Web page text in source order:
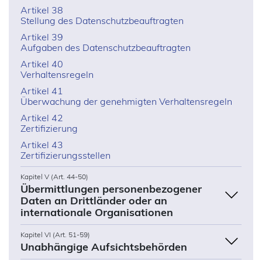
Artikel 38
Stellung des Datenschutzbeauftragten
Artikel 39
Aufgaben des Datenschutzbeauftragten
Artikel 40
Verhaltensregeln
Artikel 41
Überwachung der genehmigten Verhaltensregeln
Artikel 42
Zertifizierung
Artikel 43
Zertifizierungsstellen
Kapitel V (Art. 44-50)
Übermittlungen personenbezogener
Daten an Drittländer oder an
internationale Organisationen
Kapitel VI (Art. 51-59)
Unabhängige Aufsichtsbehörden